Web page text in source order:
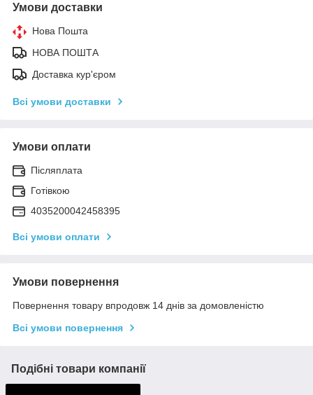
Умови доставки
Нова Пошта
НОВА ПОШТА
Доставка кур'єром
Всі умови доставки
Умови оплати
Післяплата
Готівкою
4035200042458395
Всі умови оплати
Умови повернення
Повернення товару впродовж 14 днів за домовленістю
Всі умови повернення
Подібні товари компанії